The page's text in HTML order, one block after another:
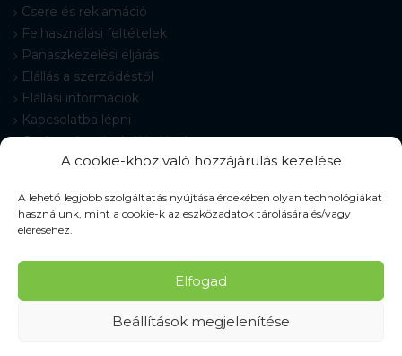
A cookie-khoz való hozzájárulás kezelése
A lehető legjobb szolgáltatás nyújtása érdekében olyan technológiákat
használunk, mint a cookie-k az eszközadatok tárolására és/vagy
eléréséhez.
Elfogad
Beállítások megjelenítése
Csere és reklamáció
Felhasználási feltételek
Panaszkezelési eljárás
Elállás a szerződéstől
Elállási információk
Kapcsolatba lépni
Gyakran Ismételt Kérdések
Cookie-beállítások